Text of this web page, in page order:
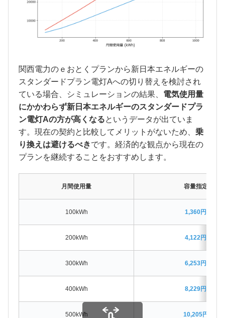
関西電力のｅおとくプランから新日本エネルギーの
スタンダードプラン電灯Aへの切り替えを検討され
ている場合、シミュレーションの結果、 電気使用量
にかかわらず新日本エネルギーのスタンダードプラ
ン電灯Aの方が高くなるというデータが出ていま
す。現在の契約と比較してメリットがないため、 乗
り換えは避けるべきです。経済的な観点から現在の
プランを継続することをおすすめします。
月間使用量 容量指定なし
100kWh 1,360円割高
200kWh 4,122円割高
300kWh 6,253円割高
400kWh 8,229円割高
500kWh 10,205円割高